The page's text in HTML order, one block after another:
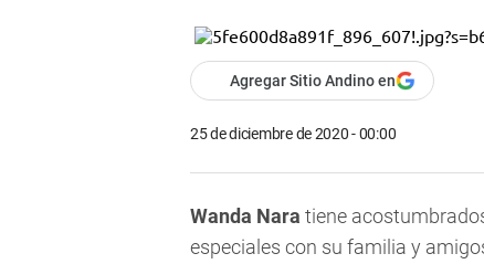
Agregar Sitio Andino en
25 de diciembre de 2020 - 00:00
Wanda Nara tiene
especiales con su familia y